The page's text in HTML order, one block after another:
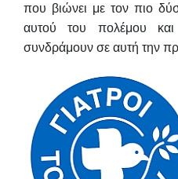
που βιώνει με τον πιο
αυτού του πολέμου
συνδράμουν σε αυτή την